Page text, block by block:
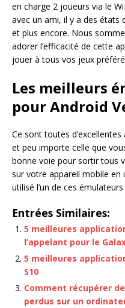
en charge 2 joueurs via le
avec un ami, il y a des états
et plus encore. Nous
adorer l’efficacité de cette
jouer à tous vos jeux
Les meilleurs
pour Android
Ce sont toutes
et peu importe celle que
bonne voie pour sortir tous
sur votre appareil mobile en
utilisé l’un de ces
Entrées Similaires:
5 meilleures
l’appelant pour le
5 meilleures
S10
Comment récupérer
perdus sur un